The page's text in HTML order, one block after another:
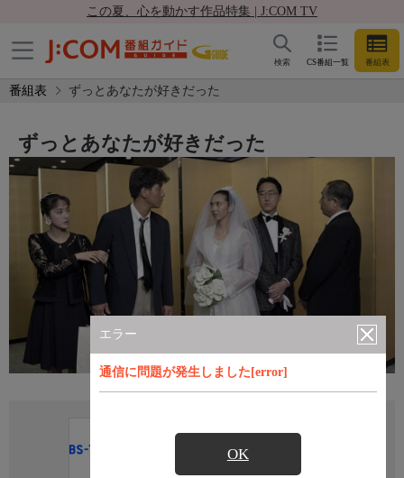
この夏、心を動かす作品特集 | J:COM TV
CS番組一覧 番組表
検索
番組表 ずっとあなたが好きだった
エラー
通信に問題が発生しました[error]
OK
ずっとあなたが好きだった
直近の放送予定はありません